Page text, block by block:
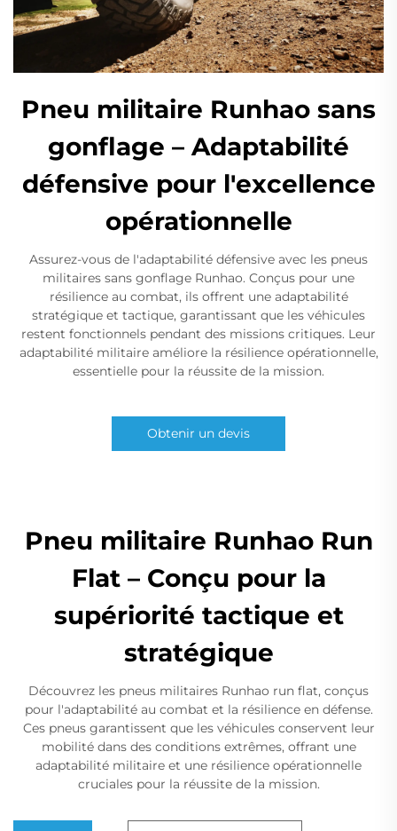
Pneu militaire Runhao sans
gonflage – Adaptabilité
défensive pour l'excellence
opérationnelle
Assurez-vous de l'adaptabilité défensive avec les pneus
militaires sans gonflage Runhao. Conçus pour une
résilience au combat, ils offrent une adaptabilité
stratégique et tactique, garantissant que les véhicules
restent fonctionnels pendant des missions critiques. Leur
adaptabilité militaire améliore la résilience opérationnelle,
essentielle pour la réussite de la mission.
Obtenir un devis
Pneu militaire Runhao Run
Flat – Conçu pour la
supériorité tactique et
stratégique
Découvrez les pneus militaires Runhao run flat, conçus
pour l'adaptabilité au combat et la résilience en défense.
Ces pneus garantissent que les véhicules conservent leur
mobilité dans des conditions extrêmes, offrant une
adaptabilité militaire et une résilience opérationnelle
cruciales pour la réussite de la mission.